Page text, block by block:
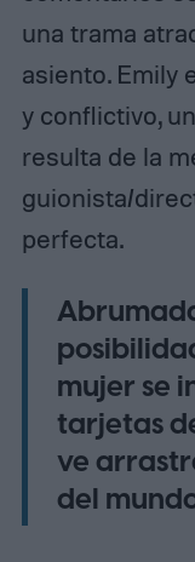
una trama
asiento. Emily
y conflictivo,
resulta de la
guionista/
perfecta.
mujer se
tarjetas
ve
del